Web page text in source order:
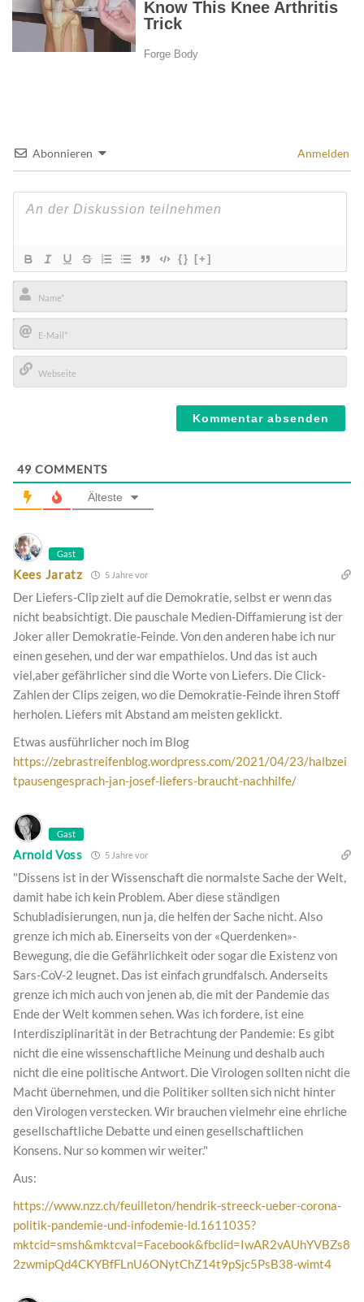
Abonnieren Anmelden
{} [+]
Name*
E-
Mail*
49 COMMENTS
Älteste
Gast
Kees Jaratz 5 Jahre vor
Der Liefers-Clip zielt auf die Demokratie, selbst er wenn das
nicht beabsichtigt. Die pauschale Medien-Diffamierung ist der
Joker aller Demokratie-Feinde. Von den anderen habe ich nur
einen gesehen, und der war empathielos. Und das ist auch
viel,aber gefährlicher sind die Worte von Liefers. Die Click-
Zahlen der Clips zeigen, wo die Demokratie-Feinde ihren Stoff
herholen. Liefers mit Abstand am meisten geklickt.
Etwas ausführlicher noch im Blog
https://zebrastreifenblog.wordpress.com/2021/04/23/halbzei
tpausengesprach-jan-josef-liefers-braucht-nachhilfe/
Gast
Arnold Voss 5 Jahre vor
"Dissens ist in der Wissenschaft die normalste Sache der Welt,
damit habe ich kein Problem. Aber diese ständigen
Schubladisierungen, nun ja, die helfen der Sache nicht. Also
grenze ich mich ab. Einerseits von der «Querdenken»-
Bewegung, die die Gefährlichkeit oder sogar die Existenz von
Sars-CoV-2 leugnet. Das ist einfach grundfalsch. Anderseits
grenze ich mich auch von jenen ab, die mit der Pandemie das
Ende der Welt kommen sehen. Was ich fordere, ist eine
Interdisziplinarität in der Betrachtung der Pandemie: Es gibt
nicht die eine wissenschaftliche Meinung und deshalb auch
nicht die eine politische Antwort. Die Virologen sollten nicht die
Macht übernehmen, und die Politiker sollten sich nicht hinter
den Virologen verstecken. Wir brauchen vielmehr eine ehrliche
gesellschaftliche Debatte und einen gesellschaftlichen
Konsens. Nur so kommen wir weiter."
Aus:
https://www.nzz.ch/feuilleton/hendrik-streeck-ueber-corona-
politik-pandemie-und-infodemie-ld.1611035?
mktcid=smsh&mktcval=Facebook&fbclid=IwAR2vAUhYVBZs8
2zwmipQd4CKYBfFLnU6ONytChZ14t9pSjc5PsB38-wimt4